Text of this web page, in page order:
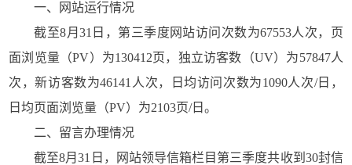
一、网站运行情况
截至8月31日，第三季度网站访问次数为67553人次，页
面浏览量（PV）为130412页，独立访客数（UV）为57847人
次，新访客数为46141人次，日均访问次数为1090人次/日，
日均页面浏览量（PV）为2103页/日。
二、留言办理情况
截至8月31日，网站领导信箱栏目第三季度共收到30封信